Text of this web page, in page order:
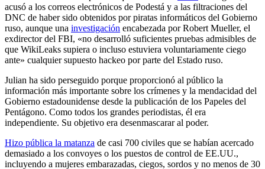
acusó a los correos electrónicos de Podestá y a las filtraciones del
DNC de haber sido obtenidos por piratas informáticos del Gobierno
ruso, aunque una investigación encabezada por Robert Mueller, el
exdirector del FBI, «no desarrolló suficientes pruebas admisibles de
que WikiLeaks supiera o incluso estuviera voluntariamente ciego
ante» cualquier supuesto hackeo por parte del Estado ruso.
Julian ha sido perseguido porque proporcionó al público la
información más importante sobre los crímenes y la mendacidad del
Gobierno estadounidense desde la publicación de los Papeles del
Pentágono. Como todos los grandes periodistas, él era
independiente. Su objetivo era desenmascarar al poder.
Hizo pública la matanza de casi 700 civiles que se habían acercado
demasiado a los convoyes o los puestos de control de EE.UU.,
incluyendo a mujeres embarazadas, ciegos, sordos y no menos de 30